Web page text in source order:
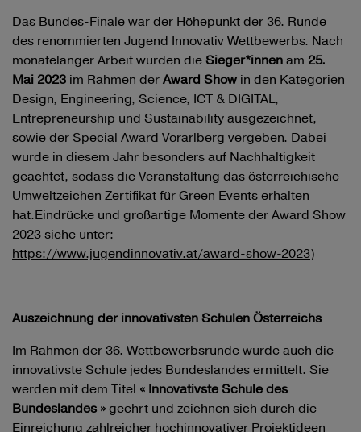
Das Bundes-Finale war der Höhepunkt der 36. Runde
des renommierten Jugend Innovativ Wettbewerbs. Nach
monatelanger Arbeit wurden die Sieger*innenam 25.
Mai 2023 im Rahmen derAward Show in den Kategorien
Design, Engineering, Science, ICT & DIGITAL,
Entrepreneurship und Sustainability ausgezeichnet,
sowie der Special Award Vorarlberg vergeben. Dabei
wurde in diesem Jahr besonders auf Nachhaltigkeit
geachtet, sodass die Veranstaltung das österreichische
Umweltzeichen Zertifikat für Green Events erhalten
hat.Eindrücke und großartige Momente der Award Show
2023 siehe unter:
https://www.jugendinnovativ.at/award-show-2023)
Auszeichnung der innovativsten Schulen Österreichs
Im Rahmen der 36. Wettbewerbsrunde wurde auch die
innovativste Schule jedes Bundeslandes ermittelt. Sie
werden mit dem Titel « Innovativste Schule des
Bundeslandes »geehrt und zeichnen sich durch die
Einreichung zahlreicher hochinnovativer Projektideen